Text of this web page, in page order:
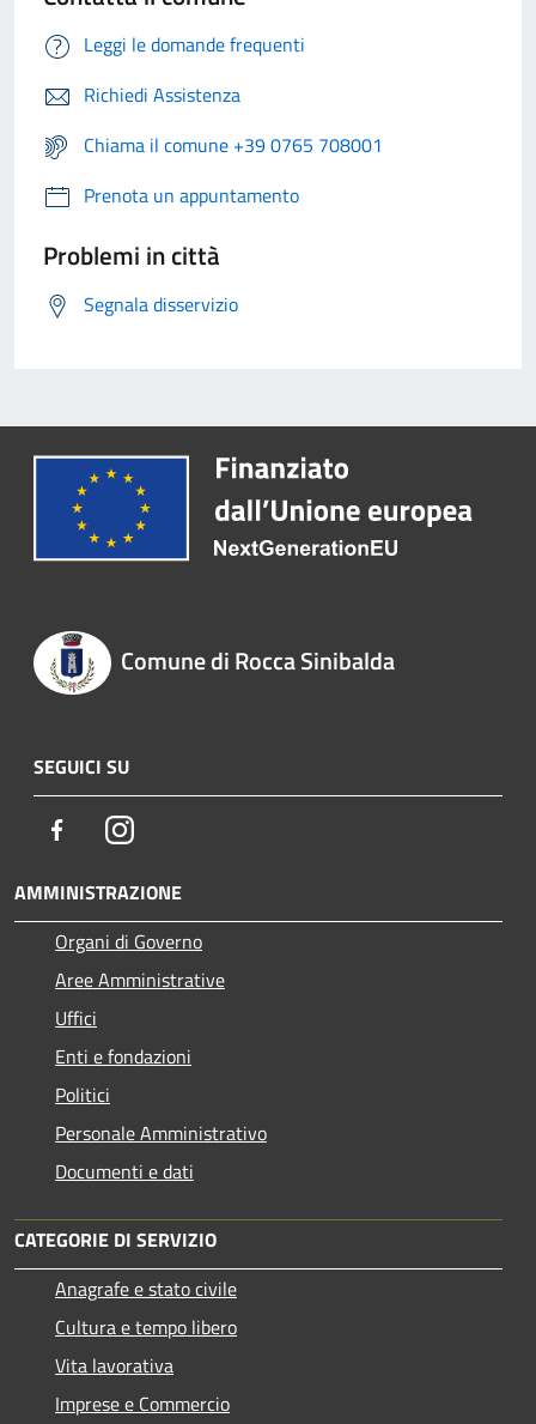
Leggi le domande frequenti
Richiedi Assistenza
Chiama il comune +39 0765 708001
Prenota un appuntamento
Problemi in città
Segnala disservizio
Comune di Rocca Sinibalda
SEGUICI SU
FacebookInstagram
AMMINISTRAZIONE
Organi di Governo
Aree Amministrative
Uffici
Enti e fondazioni
Politici
Personale Amministrativo
Documenti e dati
CATEGORIE DI SERVIZIO
Anagrafe e stato civile
Cultura e tempo libero
Vita lavorativa
Imprese e Commercio